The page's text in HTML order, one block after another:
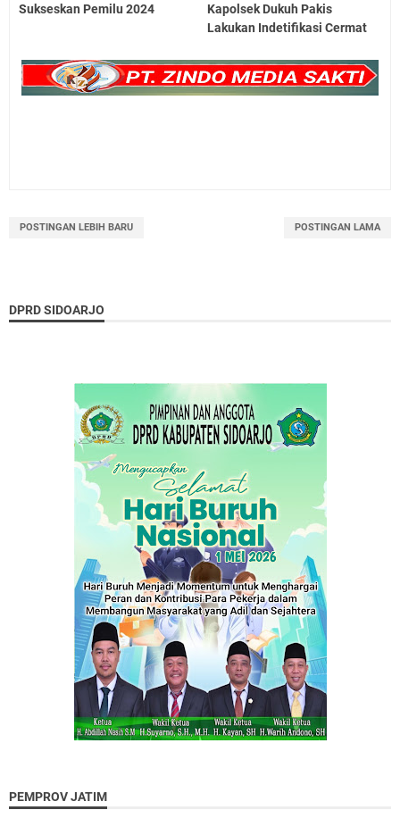
Sukseskan Pemilu 2024
Kapolsek Dukuh Pakis
Lakukan Indetifikasi Cermat
POSTINGAN LEBIH BARU POSTINGAN LAMA
DPRD SIDOARJO
PEMPROV JATIM